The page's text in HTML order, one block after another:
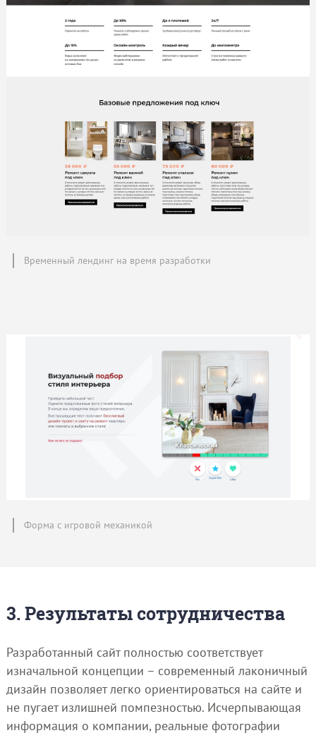
Временный лендинг на время разработки
Форма с игровой механикой
3. Результаты сотрудничества
Разработанный сайт полностью соответствует
изначальной концепции – современный лаконичный
дизайн позволяет легко ориентироваться на сайте и
не пугает излишней помпезностью. Исчерпывающая
информация о компании, реальные фотографии